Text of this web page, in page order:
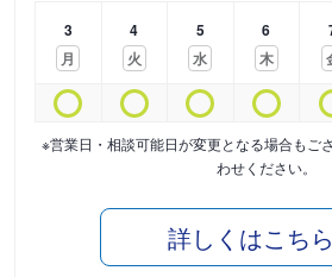
3
月
4
火
5
水
6
木
※営業日・相談可能日が変更となる場合もご
わせください。
詳しくはこちら